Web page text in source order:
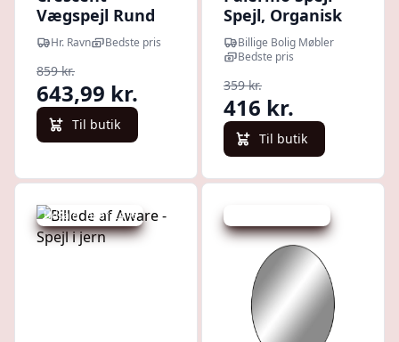
Vægspejl Rund
Natur
Hr. Ravn Bedste pris
859 kr.
643,99 kr.
Til butik
Spejl, Organisk
Form 40X80 Cm
Billige Bolig Møbler
Bedste pris
359 kr.
416 kr.
Til butik
Udsalg - spar 24 %